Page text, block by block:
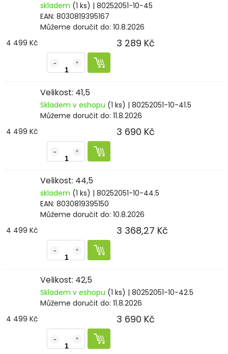
skladem (1 ks) | 80252051-10-45
EAN: 8030819395167
Můžeme doručit do: 10.8.2026
4 499 Kč
3 289 Kč
Velikost: 41,5
Skladem v eshopu (1 ks) | 80252051-10-41.5
Můžeme doručit do: 11.8.2026
4 499 Kč
3 690 Kč
Velikost: 44,5
skladem (1 ks) | 80252051-10-44.5
EAN: 8030819395150
Můžeme doručit do: 10.8.2026
4 499 Kč
3 368,27 Kč
Velikost: 42,5
Skladem v eshopu (1 ks) | 80252051-10-42.5
Můžeme doručit do: 11.8.2026
4 499 Kč
3 690 Kč